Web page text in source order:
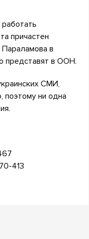
причастен
в
представят в ООН.
СМИ,
поэтому ни одна